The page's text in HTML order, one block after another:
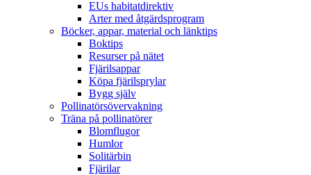
EUs habitatdirektiv
Arter med åtgärdsprogram
Böcker, appar, material och länktips
Boktips
Resurser på nätet
Fjärilsappar
Köpa fjärilsprylar
Bygg själv
Pollinatörsövervakning
Träna på pollinatörer
Blomflugor
Humlor
Solitärbin
Fjärilar